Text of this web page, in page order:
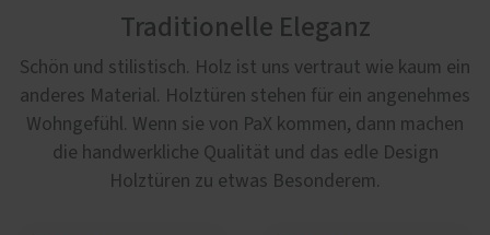
Traditionelle Eleganz
Schön und stilistisch. Holz ist uns vertraut wie kaum ein
anderes Material. Holztüren stehen für ein angenehmes
Wohngefühl. Wenn sie von PaX kommen, dann machen
die handwerkliche Qualität und das edle Design
Holztüren zu etwas Besonderem.